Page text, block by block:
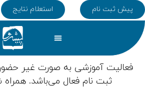
پیش ثبت نام استعلام نتایج
فعالیت آموزشی به صورت غیر
ثبت نام فعال می‌باشد.